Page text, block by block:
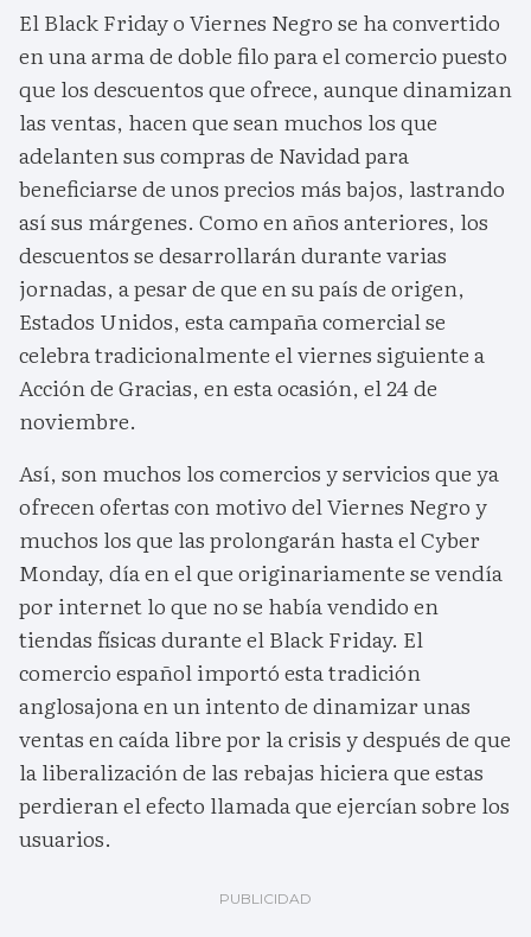
El Black Friday o Viernes Negro se ha convertido
en una arma de doble filo para el comercio puesto
que los descuentos que ofrece, aunque dinamizan
las ventas, hacen que sean muchos los que
adelanten sus compras de Navidad para
beneficiarse de unos precios más bajos, lastrando
así sus márgenes. Como en años anteriores, los
descuentos se desarrollarán durante varias
jornadas, a pesar de que en su país de origen,
Estados Unidos, esta campaña comercial se
celebra tradicionalmente el viernes siguiente a
Acción de Gracias, en esta ocasión, el 24 de
noviembre.
Así, son muchos los comercios y servicios que ya
ofrecen ofertas con motivo del Viernes Negro y
muchos los que las prolongarán hasta el Cyber
Monday, día en el que originariamente se vendía
por internet lo que no se había vendido en
tiendas físicas durante el Black Friday. El
comercio español importó esta tradición
anglosajona en un intento de dinamizar unas
ventas en caída libre por la crisis y después de que
la liberalización de las rebajas hiciera que estas
perdieran el efecto llamada que ejercían sobre los
usuarios.